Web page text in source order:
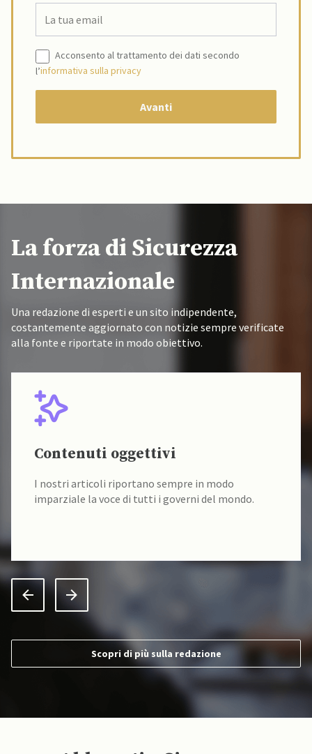
Acconsento al trattamento dei dati secondo
l’informativa sulla privacy
La forza di Sicurezza
Internazionale
Una redazione di esperti e un sito indipendente,
costantemente aggiornato con notizie sempre verificate
alla fonte e riportate in modo obiettivo.
Contenuti oggettivi
I nostri articoli riportano sempre in modo
imparziale la voce di tutti i governi del mondo.
Scopri di più sulla redazione